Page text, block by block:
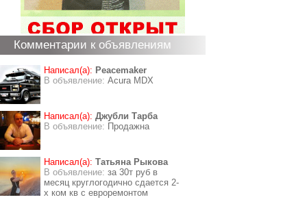
Комментарии к объявлениям
Написал(а): Peacemaker
В объявление: Acura MDX
Написал(а): Джубли Тарба
В объявление: Продажна
Написал(а): Татьяна Рыкова
В объявление: за 30т руб в
месяц круглогодично сдается 2-
х ком кв с евроремонтом